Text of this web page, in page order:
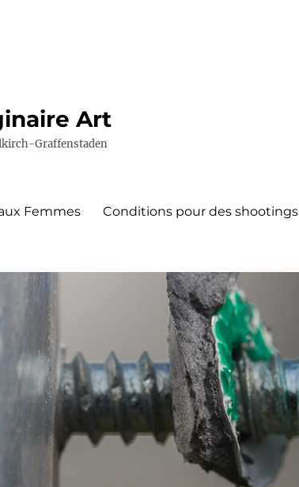
Art
Graffenstaden
Femmes Conditions pour des shootings